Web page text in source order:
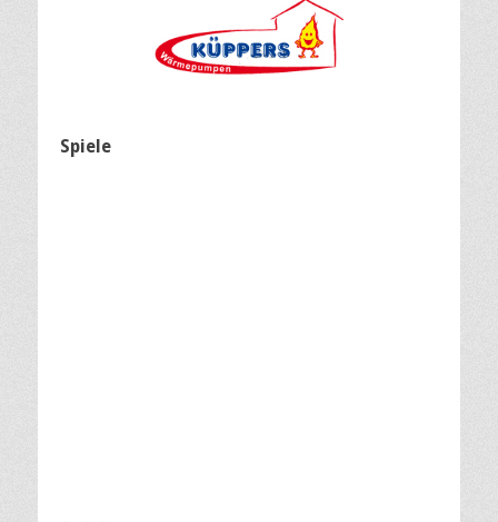
Spiele